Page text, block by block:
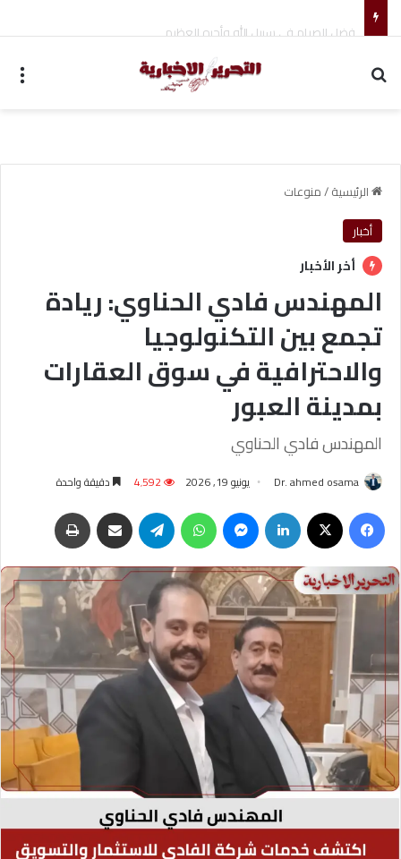
الرئيسية/منوعات
أخبار
أخر الأخبار
المهندس فادي الحناوي: ريادة
تجمع بين التكنولوجيا
والاحترافية في سوق العقارات
بمدينة العبور
المهندس فادي الحناوي
Dr. ahmed osama يونيو 19, 2026 4٬592 دقيقة واحدة